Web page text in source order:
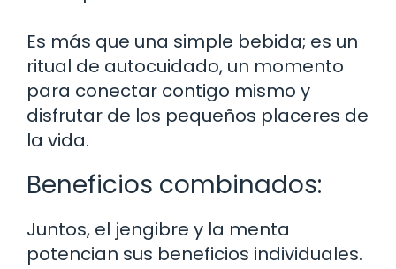
Es más que una simple bebida; es un
ritual de autocuidado, un momento
para conectar contigo mismo y
disfrutar de los pequeños placeres de
la vida.
Beneficios combinados:
Juntos, el jengibre y la menta
potencian sus beneficios individuales.